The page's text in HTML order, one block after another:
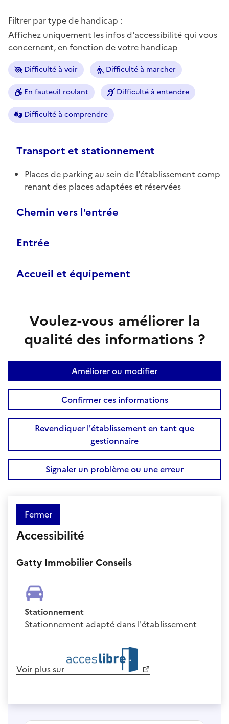
Filtrer par type de handicap :
Affichez uniquement les infos d'accessibilité qui vous
concernent, en fonction de votre handicap
Difficulté à voir Difficulté à marcher
En fauteuil roulant Difficulté à entendre
Difficulté à comprendre
Transport et stationnement
Places de parking au sein de l'établissement comp
renant des places adaptées et réservées
Chemin vers l'entrée
Entrée
Accueil et équipement
Voulez-vous améliorer la
qualité des informations ?
Améliorer ou modifier
Confirmer ces informations
Revendiquer l'établissement en tant que
gestionnaire
Signaler un problème ou une erreur
Fermer
Accessibilité
Gatty Immobilier Conseils
Stationnement
Stationnement adapté dans l'établissement
Voir plus sur